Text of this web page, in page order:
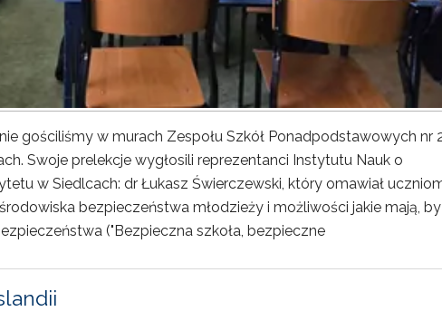
gościliśmy w murach Zespołu Szkół Ponadpodstawowych nr
Swoje prelekcje wygłosili reprezentanci Instytutu Nauk o
w Siedlcach: dr Łukasz Świerczewski, który omawiał
bezpieczeństwa młodzieży i możliwości jakie mają,
("Bezpieczna szkoła, bezpieczne